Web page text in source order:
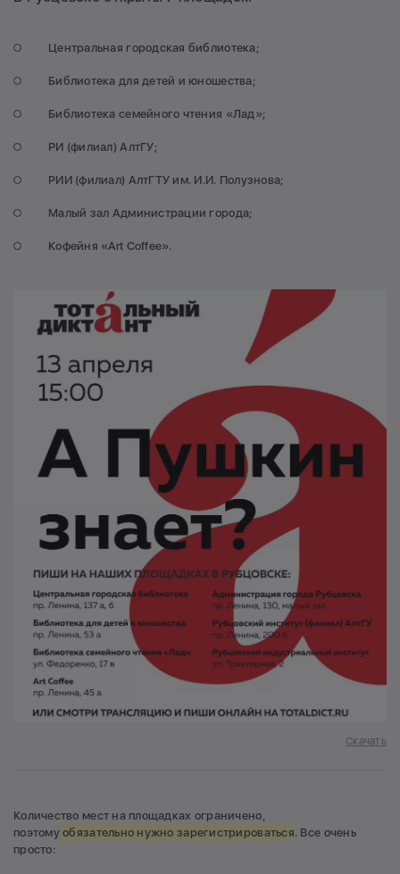
Центральная городская библиотека;
Библиотека для детей и юношества;
Библиотека семейного чтения «Лад»;
РИ (филиал) АлтГУ;
РИИ (филиал) АлтГТУ им. И.И. Полузнова;
Малый зал Администрации города;
Кофейня «Art Coffee».
Скачать
Количество мест на площадках ограничено,
поэтомуобязательно нужно зарегистрироваться. Все очень
просто: